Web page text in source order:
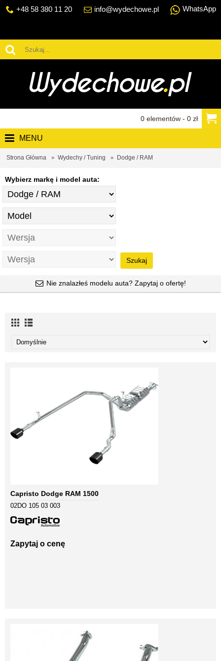
+48 58 380 11 20 info@wydechowe.pl WhatsApp
0 elementów - 0 zł
MENU
Strona Główna Wydechy / Tuning Dodge / RAM
Wybierz markę i model auta:
Szukaj
Nie znalazłeś modelu auta? Zapytaj o ofertę!
Capristo Dodge RAM 1500
02DO 105 03 003
Zapytaj o cenę